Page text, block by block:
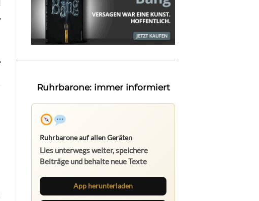
Ruhrbarone: immer informiert
Ruhrbarone auf allen Geräten
Lies unterwegs weiter, speichere
Beiträge und behalte neue Texte
App herunterladen